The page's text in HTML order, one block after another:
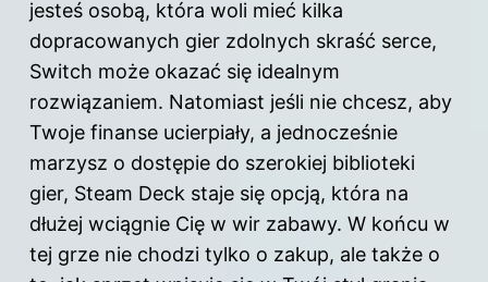
jesteś osobą, która woli mieć kilka
dopracowanych gier zdolnych skraść serce,
Switch może okazać się idealnym
rozwiązaniem. Natomiast jeśli nie chcesz, aby
Twoje finanse ucierpiały, a jednocześnie
marzysz o dostępie do szerokiej biblioteki
gier, Steam Deck staje się opcją, która na
dłużej wciągnie Cię w wir zabawy. W końcu w
tej grze nie chodzi tylko o zakup, ale także o